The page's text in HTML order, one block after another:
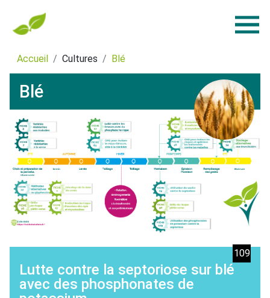
Accueil Cultures Blé
Blé
Lutte contre la septoriose sur blé
avec des phosphonates de
109